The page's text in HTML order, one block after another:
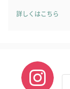
詳しくはこちら